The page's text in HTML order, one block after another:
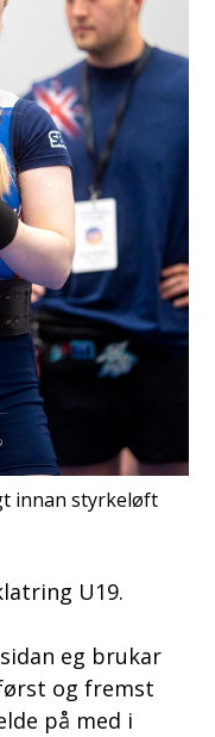
innan styrkeløft
U19.
eg brukar
og fremst
på med i